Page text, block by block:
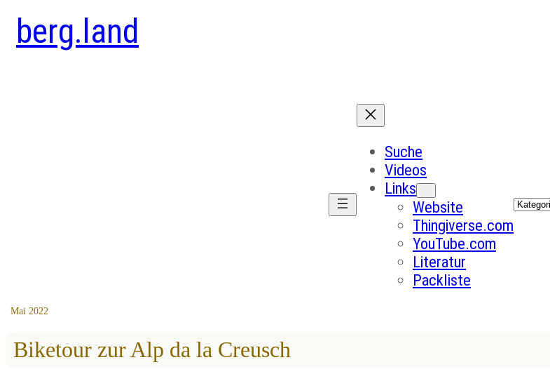
berg.land
Suche
Videos
Links
Website
Thingiverse.com
YouTube.com
Literatur
Packliste
Mai 2022
Biketour zur Alp da la Creusch